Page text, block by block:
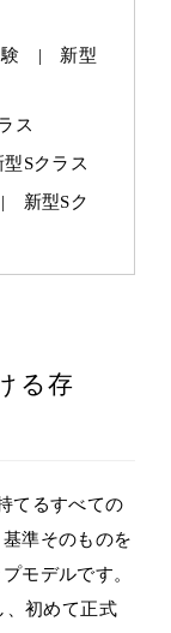
験 | 新型
ス
Sクラス
新型Sク
る存
てるすべての
準そのものを
モデルです。
、初めて正式